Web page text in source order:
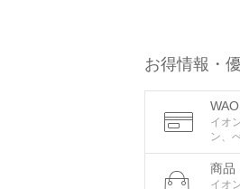
お得情報・
イオ
ン、
商品
イオ